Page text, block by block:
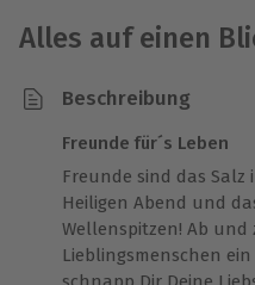
Alles auf einen
Beschreibung
Freunde für´s Leben
Freunde sind das Salz
Heiligen Abend und
Wellenspitzen! Ab und
Lieblingsmenschen